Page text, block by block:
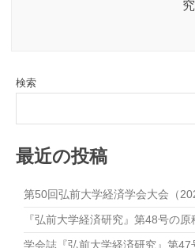
検索
最近の投稿
第50回弘前大学経済学会大会（
『弘前大学経済研究』第48号の原
学会誌『弘前大学経済研究』第47